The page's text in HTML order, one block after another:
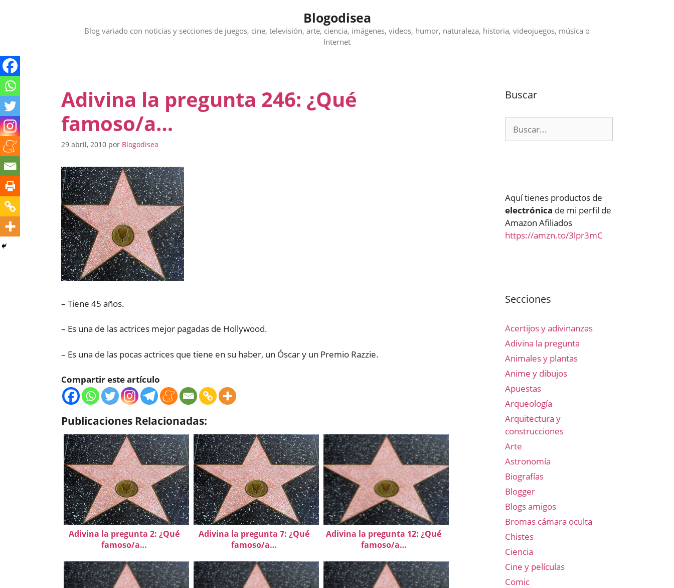
Blogodisea
Blog variado con noticias y secciones de juegos, cine, televisión, arte, ciencia, imágenes, videos, humor, naturaleza, historia, videojuegos, música o
Internet
Adivina la pregunta 246: ¿Qué
famoso/a…
29 abril, 2010 por Blogodisea
– Tiene 45 años.
– Es una de las actrices mejor pagadas de Hollywood.
– Es una de las pocas actrices que tiene en su haber, un Óscar y un Premio Razzie.
Compartir este artículo
Publicaciones Relacionadas:
Adivina la pregunta 2: ¿Qué
famoso/a…
Adivina la pregunta 7: ¿Qué
famoso/a…
Adivina la pregunta 12: ¿Qué
famoso/a…
Buscar
Aquí tienes productos de
electrónica de mi perfil de
Amazon Afiliados
https://amzn.to/3lpr3mC
Secciones
Acertijos y adivinanzas
Adivina la pregunta
Animales y plantas
Anime y dibujos
Apuestas
Arqueología
Arquitectura y
construcciones
Arte
Astronomía
Biografías
Blogger
Blogs amigos
Bromas cámara oculta
Chistes
Ciencia
Cine y películas
Comic